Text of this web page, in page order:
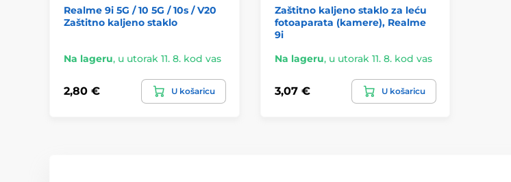
Realme 9i 5G / 10 5G / 10s / V20
Zaštitno kaljeno staklo
Na lageru, u utorak 11. 8. kod vas
2,80 € U košaricu
Zaštitno kaljeno staklo za leću
fotoaparata (kamere), Realme
9i
Na lageru, u utorak 11. 8. kod vas
3,07 € U košaricu